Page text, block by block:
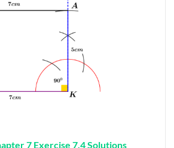
7 Exercise 7.4 Solutions